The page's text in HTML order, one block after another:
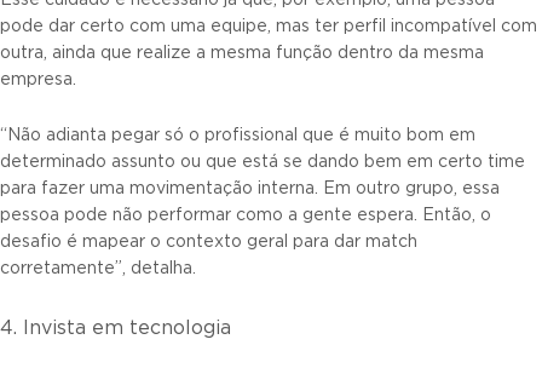
pode dar certo com uma equipe, mas ter perfil incompatível com
outra, ainda que realize a mesma função dentro da mesma
empresa.
“Não adianta pegar só o profissional que é muito bom em
determinado assunto ou que está se dando bem em certo time
para fazer uma movimentação interna. Em outro grupo, essa
pessoa pode não performar como a gente espera. Então, o
desafio é mapear o contexto geral para dar match
corretamente”, detalha.
4. Invista em tecnologia